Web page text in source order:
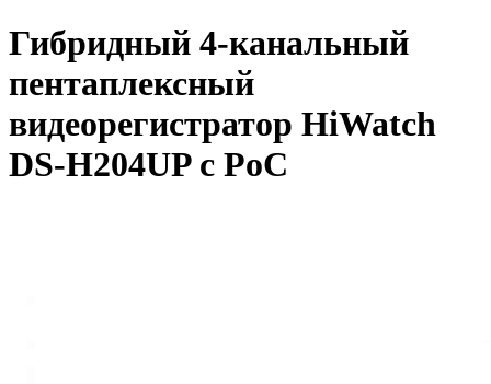
Гибридный 4-канальный
пентаплексный
видеорегистратор HiWatch
DS-H204UP с PoC